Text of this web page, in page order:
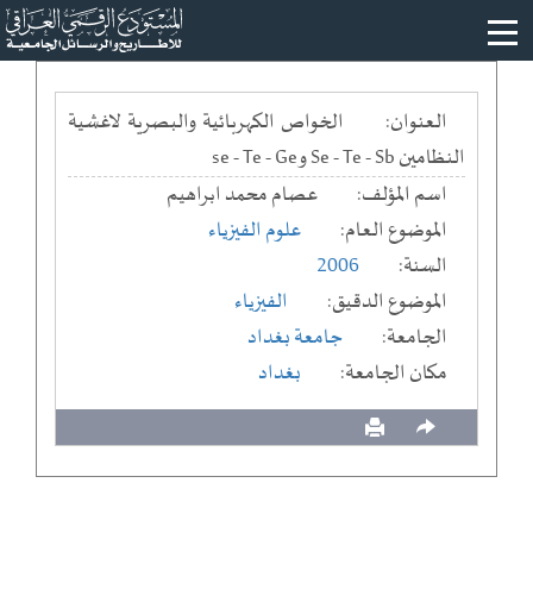
العنوان:
الخواص الكهربائية والبصرية لاغشية
النظامين Se - Te - Sb وse - Te - Ge
اسم المؤلف:
عصام محمد ابراهيم
الموضوع العام:
علوم الفيزياء
السنة:
2006
الموضوع الدقيق:
الفيزياء
الجامعة:
جامعة بغداد
مكان الجامعة:
بغداد